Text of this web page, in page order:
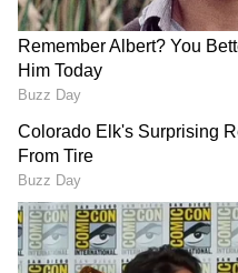
RECOMMENDED STORIES